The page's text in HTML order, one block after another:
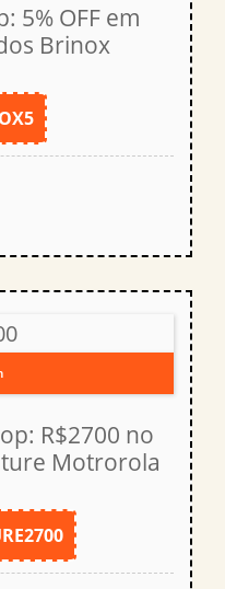
5% OFF em
Brinox
R$2700 no
Motrorola